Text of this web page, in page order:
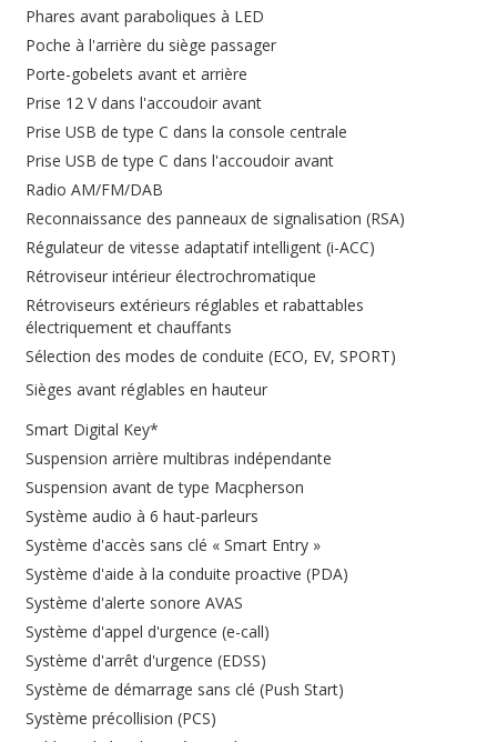
Phares avant paraboliques à LED
Poche à l'arrière du siège passager
Porte-gobelets avant et arrière
Prise 12 V dans l'accoudoir avant
Prise USB de type C dans la console centrale
Prise USB de type C dans l'accoudoir avant
Radio AM/FM/DAB
Reconnaissance des panneaux de signalisation (RSA)
Régulateur de vitesse adaptatif intelligent (i-ACC)
Rétroviseur intérieur électrochromatique
Rétroviseurs extérieurs réglables et rabattables
électriquement et chauffants
Sélection des modes de conduite (ECO, EV, SPORT)
Sièges avant réglables en hauteur
Smart Digital Key*
Suspension arrière multibras indépendante
Suspension avant de type Macpherson
Système audio à 6 haut-parleurs
Système d'accès sans clé « Smart Entry »
Système d'aide à la conduite proactive (PDA)
Système d'alerte sonore AVAS
Système d'appel d'urgence (e-call)
Système d'arrêt d'urgence (EDSS)
Système de démarrage sans clé (Push Start)
Système précollision (PCS)